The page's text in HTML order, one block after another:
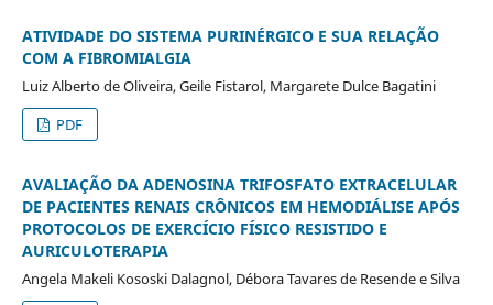
ATIVIDADE DO SISTEMA PURINÉRGICO E SUA RELAÇÃO
COM A FIBROMIALGIA
Luiz Alberto de Oliveira, Geile Fistarol, Margarete Dulce Bagatini
PDF
AVALIAÇÃO DA ADENOSINA TRIFOSFATO EXTRACELULAR
DE PACIENTES RENAIS CRÔNICOS EM HEMODIÁLISE APÓS
PROTOCOLOS DE EXERCÍCIO FÍSICO RESISTIDO E
AURICULOTERAPIA
Angela Makeli Kososki Dalagnol, Débora Tavares de Resende e Silva